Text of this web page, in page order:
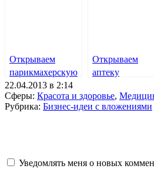
Открываем
парикмахерскую
Открываем
аптеку
22.04.2013 в 2:14
Сферы: Красота и здоровье,
Рубрика: Бизнес-идеи с вложениями
Уведомлять меня о новых